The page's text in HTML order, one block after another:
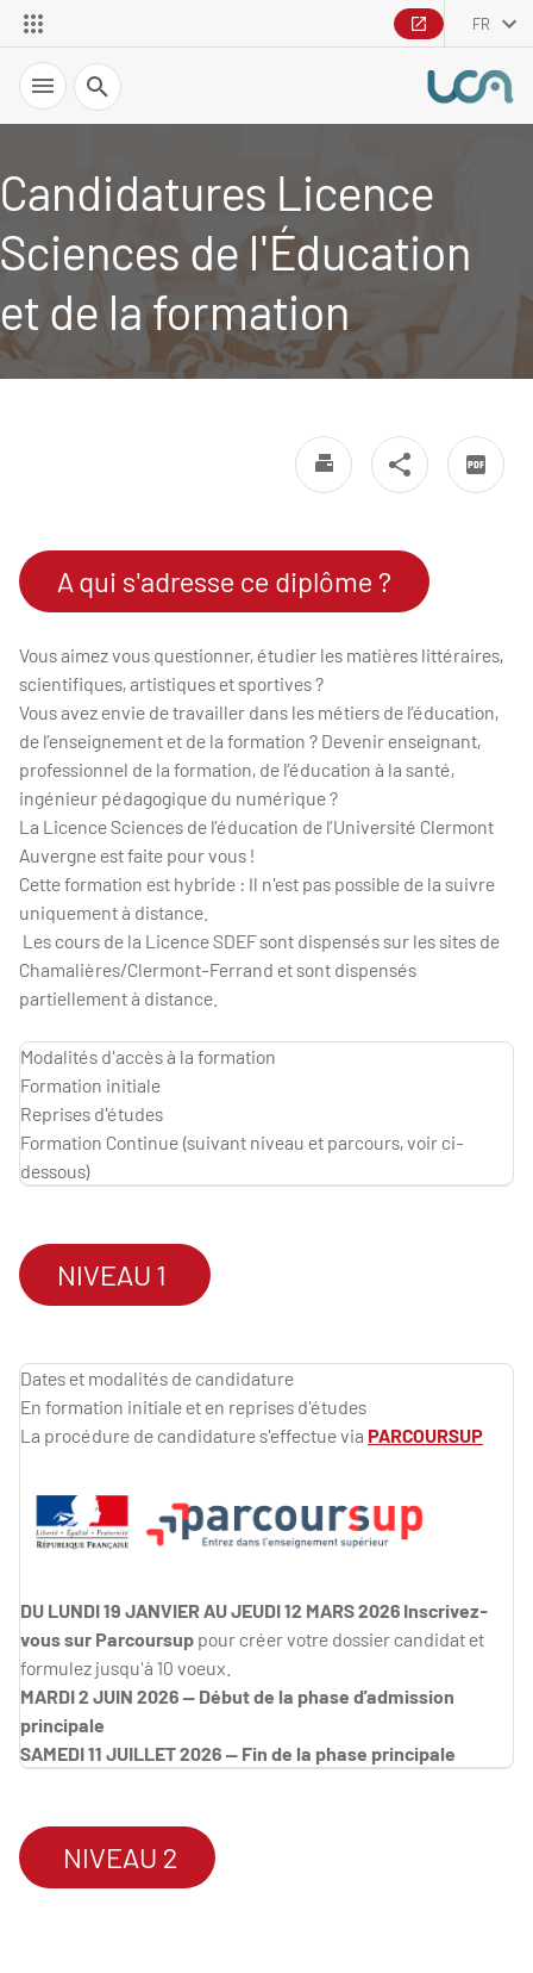
FR
Recherche
Candidatures Licence
Sciences de l'Éducation
et de la formation
A qui s'adresse ce diplôme ?
Vous aimez vous questionner, étudier les matières littéraires,
scientifiques, artistiques et sportives ?
Vous avez envie de travailler dans les métiers de l’éducation,
de l’enseignement et de la formation ? Devenir enseignant,
professionnel de la formation, de l’éducation à la santé,
ingénieur pédagogique du numérique ?
La Licence Sciences de l’éducation de l’Université Clermont
Auvergne est faite pour vous !
Cette formation est hybride : Il n'est pas possible de la suivre
uniquement à distance.
Les cours de la Licence SDEF sont dispensés sur les sites de
Chamalières/Clermont-Ferrand et sont dispensés
partiellement à distance.
Modalités d'accès à la formation
Formation initiale
Reprises d'études
Formation Continue (suivant niveau et parcours, voir ci-
dessous)
NIVEAU 1
Dates et modalités de candidature
En formation initiale et en reprises d'études
La procédure de candidature s'effectue via PARCOURSUP
DU LUNDI 19 JANVIER AU JEUDI 12 MARS 2026 Inscrivez-
vous sur Parcoursup pour créer votre dossier candidat et
formulez jusqu'à 10 voeux.
MARDI 2 JUIN 2026 — Début de la phase d’admission
principale
SAMEDI 11 JUILLET 2026 — Fin de la phase principale
NIVEAU 2